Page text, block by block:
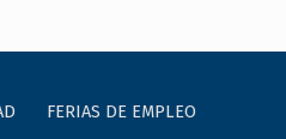
FERIAS DE EMPLEO